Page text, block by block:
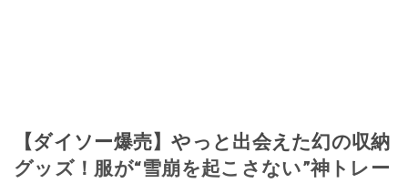
【ダイソー爆売】やっと出会えた幻の収納
グッズ！服が“雪崩を起こさない”神トレー